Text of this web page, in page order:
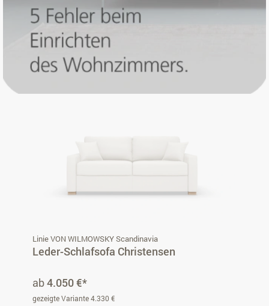
Linie VON WILMOWSKY Scandinavia
Leder-Schlafsofa Christensen
ab4.050 €*
gezeigte Variante 4.330 €